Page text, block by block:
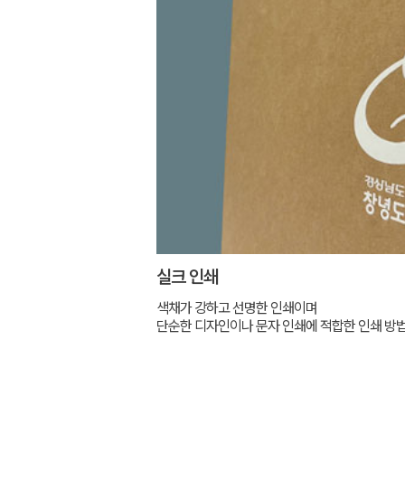
실크 인쇄
색채가 강하고 선명한 인쇄이며
단순한 디자인이나 문자 인쇄에 적합한 인쇄 방